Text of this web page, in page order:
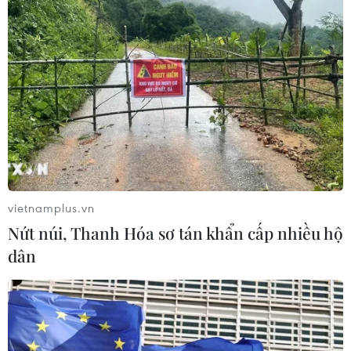
Cảng hàng không Quảng Trị tăng
tốc, hướng tới mục tiêu khai thác
cuối năm 2026
05/08/2026 10:59
Thẻ tín dụng Cake 2in1: Cho phép
đặc quyền thiết kế của người dùng
05/08/2026 09:48
Nhà bán lẻ thời trang trực tuyến lớn
nhất châu Âu thu hẹp dự báo lợi
nhuận
05/08/2026 08:55
vietnamplus.vn
Nứt núi, Thanh Hóa sơ tán khẩn cấp nhiều hộ
dân